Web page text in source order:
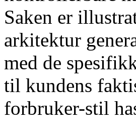
Saken er
arkitektur
med de
til kundens
forbruker-stil